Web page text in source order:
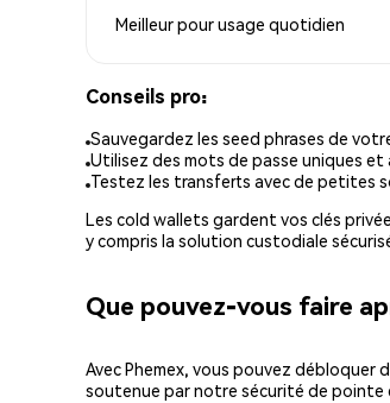
Meilleur pourusage quotidien
Conseils pro:
Sauvegardez les seed phrases de
Utilisez des mots de passe uniques
Testez les transferts avec de petites
Les cold wallets gardent vos clés
y compris la solution custodiale
Que pouvez-vous faire
Avec Phemex, vous pouvez
soutenue par notre sécurité de pointe